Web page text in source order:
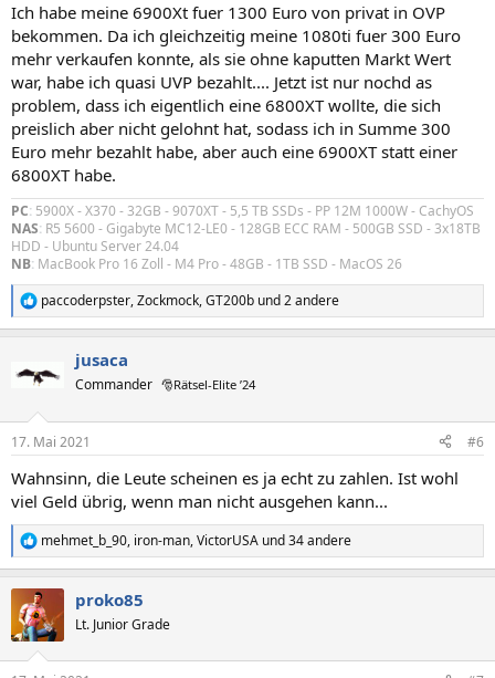
:
Ich habe meine 6900Xt fuer 1300 Euro von privat in OVP
bekommen. Da ich gleichzeitig meine 1080ti fuer 300 Euro
mehr verkaufen konnte, als sie ohne kaputten Markt Wert
war, habe ich quasi UVP bezahlt.... Jetzt ist nur nochd as
problem, dass ich eigentlich eine 6800XT wollte, die sich
preislich aber nicht gelohnt hat, sodass ich in Summe 300
Euro mehr bezahlt habe, aber auch eine 6900XT statt einer
6800XT habe.
PC: 5900X - X370 - 32GB - 9070XT - 5,5 TB SSDs - PP 12M 1000W - CachyOS
NAS: R5 5600 - Gigabyte MC12-LE0 - 128GB ECC RAM - 500GB SSD - 3x18TB
HDD - Ubuntu Server 24.04
NB: MacBook Pro 16 Zoll - M4 Pro - 48GB - 1TB SSD - MacOS 26
R
e
t
e
:
paccoderpster,Zockmock,GT200b und 2 andere
jusaca
Commander 🎅Rätsel-Elite ’24
17. Mai 2021 #6
Wahnsinn, die Leute scheinen es ja echt zu zahlen. Ist wohl
viel Geld übrig, wenn man nicht ausgehen kann...
R
e
k
t
i
mehmet_b_90, iron-man,VictorUSA und 34 andere
proko85
Lt. Junior Grade